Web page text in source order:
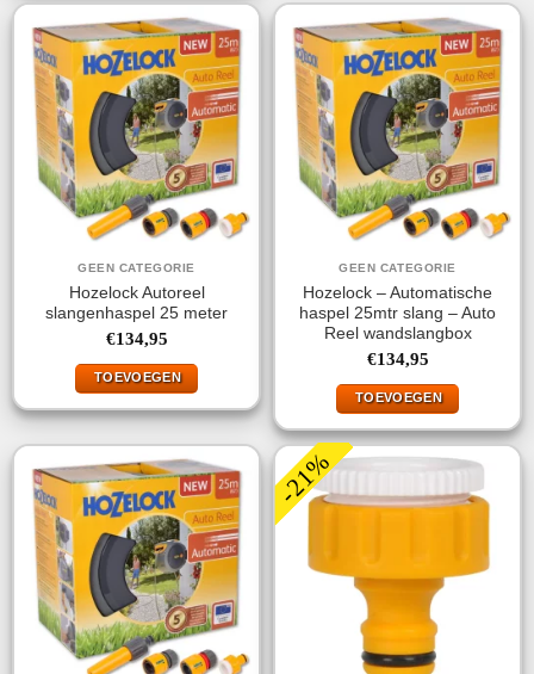
GEEN CATEGORIE
Hozelock Autoreel
slangenhaspel 25 meter
€134,95
TOEVOEGEN
GEEN CATEGORIE
Hozelock – Automatische
haspel 25mtr slang – Auto
Reel wandslangbox
€134,95
TOEVOEGEN
-21%